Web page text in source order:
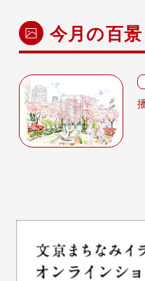
今月の百景